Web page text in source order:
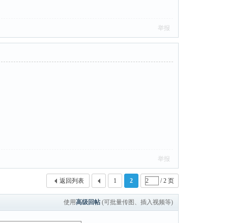
举报
举报
1 2 / 2 页
返回列表
使用高级回帖 (可批量传图、插入视频等)